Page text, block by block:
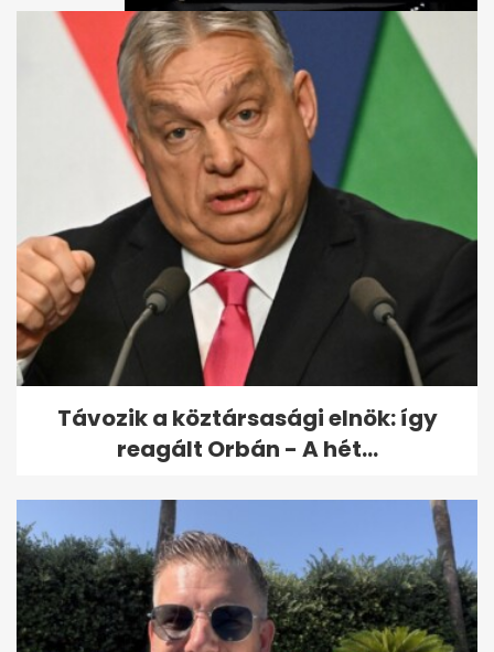
Orbán szerint jövőre akár 5
százalékra is csökkenhet az...
Távozik a köztársasági elnök: így
reagált Orbán - A hét...